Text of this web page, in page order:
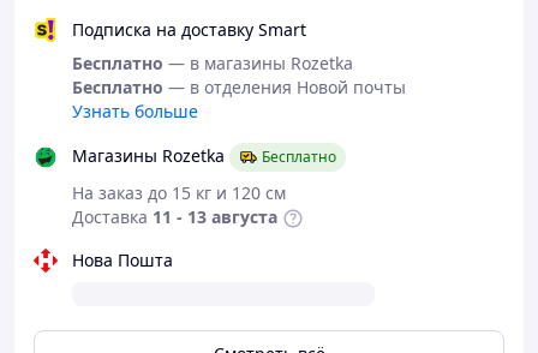
Подписка на доставку Smart
Бесплатно — в магазины Rozetka
Бесплатно — в отделения Новой почты
Узнать больше
Магазины Rozetka
Бесплатно
На заказ до 15 кг и 120 см
Доставка 11 - 13 августа
Нова Пошта